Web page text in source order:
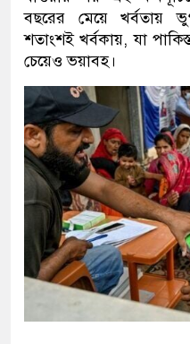
বছরের মেয়ে খর্বতায়
শতাংশই খর্বকায়, যা
চেয়েও ভয়াবহ।